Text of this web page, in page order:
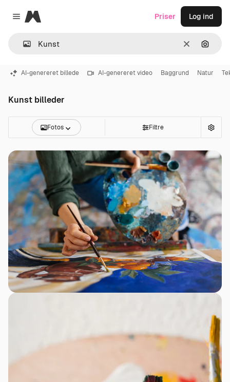
Close menu
Magnific
Klar Søg
Priser Log ind
AI-genereret billede AI-genereret video Baggrund Natur
Kunst billeder
Fotos Filtre